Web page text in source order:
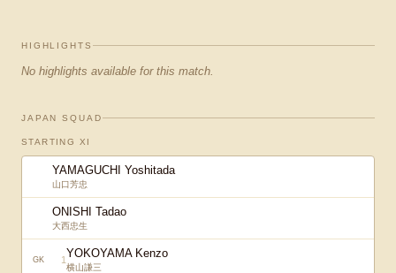
HIGHLIGHTS
No highlights available for this match.
JAPAN SQUAD
STARTING XI
YAMAGUCHI Yoshitada
山口芳忠
ONISHI Tadao
大西忠生
GK 1YOKOYAMA Kenzo
横山謙三